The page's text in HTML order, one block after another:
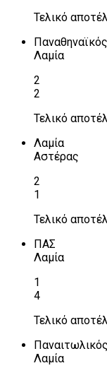
Τελικό
Παναθηναϊκός
Λαμία
2
2
Τελικό
Λαμία
Αστέρας
2
1
Τελικό
ΠΑΣ
Λαμία
1
4
Τελικό
Παναιτωλικός
Λαμία